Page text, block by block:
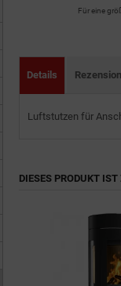
Für eine
Details
Luftstutzen für
DIESES PRODUKT